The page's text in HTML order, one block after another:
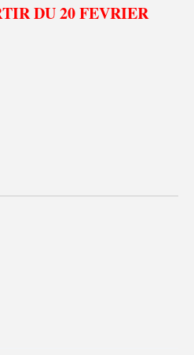
DU 20 FEVRIER